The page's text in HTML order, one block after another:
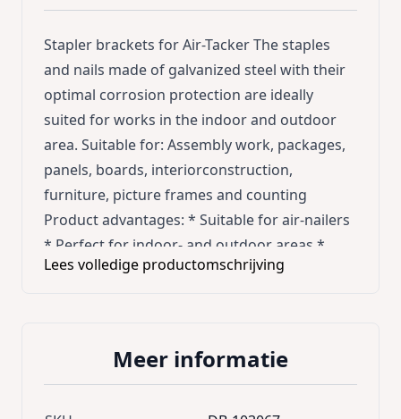
Stapler brackets for Air-Tacker The staples
and nails made of galvanized steel with their
optimal corrosion protection are ideally
suited for works in the indoor and outdoor
area. Suitable for: Assembly work, packages,
panels, boards, interiorconstruction,
furniture, picture frames and counting
Product advantages: * Suitable for air-nailers
* Perfect for indoor- and outdoor areas *
Perfect corrosion protection * 100 brackets
steel * Length brackets: 12-40 mm Scope of
Lees volledige productomschrijving
Meer informatie